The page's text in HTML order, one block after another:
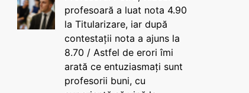
profesoară a luat nota 4.90
la Titularizare, iar după
contestații nota a ajuns la
8.70 / Astfel de erori îmi
arată ce entuziasmați sunt
profesorii buni, cu